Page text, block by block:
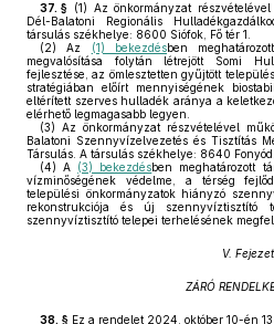
37. § (1) Az önkormányzat
Dél-Balatoni Regionális
társulás székhelye: 8600 Siófok, Fő tér 1.
(2) Az (1) bekezdésben
megvalósítása folytán létrejött Somi
fejlesztése, az ömlesztetten gyűjtött
stratégiában előírt mennyiségének
eltérített szerves hulladék aránya a
elérhető legmagasabb legyen.
(3) Az önkormányzat részvételével
Balatoni Szennyvízelvezetés és Tisztítás
Társulás. A társulás székhelye: 8640 Fonyód,
(4) A (3) bekezdésben meghatározott
vízminőségének védelme, a térség
települési önkormányzatok hiányzó
rekonstrukciója és új szennyvíztisztító
szennyvíztisztító telepei terhelésének
V. Fejezet
ZÁRÓ
38. § Ez a rendelet 2024. október 10-én